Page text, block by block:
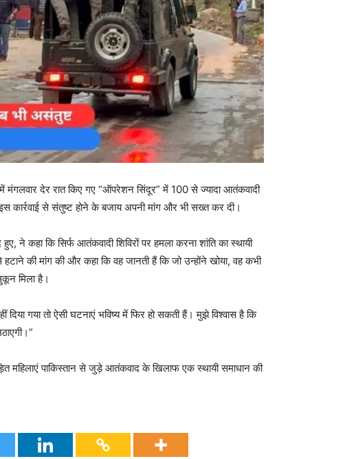
में मंगलवार देर रात किए गए “ऑपरेशन सिंदूर” में 100 से ज्यादा आतंकवादी
कार्रवाई से संतुष्ट होने के बजाय अपनी मांग और भी सख्त कर दी।
ने कहा कि सिर्फ आतंकवादी शिविरों पर हमला करना शांति का स्थायी
की मांग की और कहा कि वह जानती हैं कि जो उन्होंने खोया, वह कभी
मिला है।
गया तो ऐसी घटनाएं भविष्य में फिर हो सकती हैं। मुझे विश्वास है कि
महिलाएं पाकिस्तान से जुड़े आतंकवाद के खिलाफ एक स्थायी समाधान की